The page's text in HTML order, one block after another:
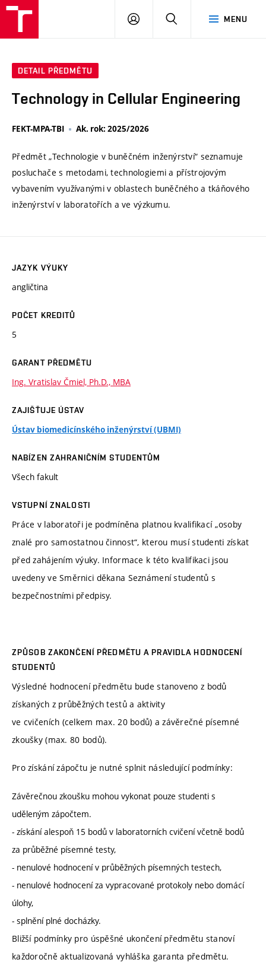
MENU
PŘIHLÁSIT
DETAIL PŘEDMĚTU
Technology in Cellular Engineering
FEKT-MPA-TBI Ak. rok: 2025/2026
Předmět „Technologie v buněčném inženýrství“ seznamuje
posluchače s metodami, technologiemi a přístrojovým
vybavením využívanými v oblastech buněčného a tkáňového
inženýrství v laboratořích a ve výzkumu.
JAZYK VÝUKY
angličtina
POČET KREDITŮ
5
GARANT PŘEDMĚTU
Ing. Vratislav Čmiel, Ph.D., MBA
ZAJIŠŤUJE ÚSTAV
Ústav biomedicínského inženýrství (UBMI)
NABÍZEN ZAHRANIČNÍM STUDENTŮM
Všech fakult
VSTUPNÍ ZNALOSTI
Práce v laboratoři je podmíněna platnou kvalifikací „osoby
znalé pro samostatnou činnost“, kterou musí studenti získat
před zahájením výuky. Informace k této kvalifikaci jsou
uvedeny ve Směrnici děkana Seznámení studentů s
bezpečnostními předpisy.
ZPŮSOB ZAKONČENÍ PŘEDMĚTU A PRAVIDLA HODNOCENÍ
STUDENTŮ
Výsledné hodnocení předmětu bude stanoveno z bodů
získaných z průběžných testů a aktivity
ve cvičeních (celkem max. 20 bodů) a závěrečné písemné
zkoušky (max. 80 bodů).
Pro získání zápočtu je nutné splnit následující podmínky:
Závěrečnou zkoušku mohou vykonat pouze studenti s
uděleným zápočtem.
- získání alespoň 15 bodů v laboratorních cvičení včetně bodů
za průběžné písemné testy,
- nenulové hodnocení v průběžných písemných testech,
- nenulové hodnocení za vypracované protokoly nebo domácí
úlohy,
- splnění plné docházky.
Bližší podmínky pro úspěšné ukončení předmětu stanoví
každoročně aktualizovaná vyhláška garanta předmětu.